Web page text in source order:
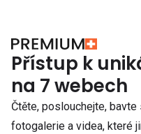
Přístup k
na 7 webech
Čtěte, poslouchejte, bavte
fotogalerie a videa, které